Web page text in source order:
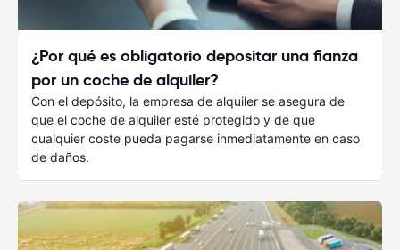
¿Por qué es obligatorio depositar una fianza
por un coche de alquiler?
Con el depósito, la empresa de alquiler se asegura de
que el coche de alquiler esté protegido y de que
cualquier coste pueda pagarse inmediatamente en caso
de daños.